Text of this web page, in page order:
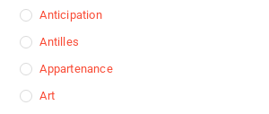
Anticipation
Antilles
Appartenance
Art